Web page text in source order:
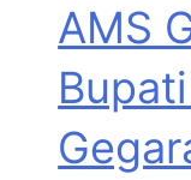
AMS